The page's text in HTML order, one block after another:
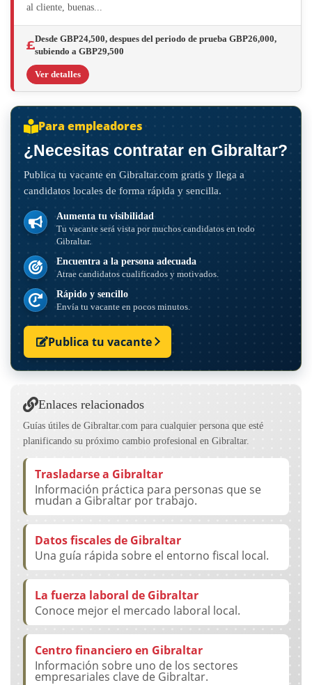
al cliente, buenas...
Desde GBP24,500, despues del periodo de prueba GBP26,000,
subiendo a GBP29,500
Ver detalles
Para empleadores
¿Necesitas contratar en Gibraltar?
Publica tu vacante en Gibraltar.com gratis y llega a
candidatos locales de forma rápida y sencilla.
Aumenta tu visibilidad
Tu vacante será vista por muchos candidatos en todo
Gibraltar.
Encuentra a la persona adecuada
Atrae candidatos cualificados y motivados.
Rápido y sencillo
Envía tu vacante en pocos minutos.
Publica tu vacante
Enlaces relacionados
Guías útiles de Gibraltar.com para cualquier persona que esté
planificando su próximo cambio profesional en Gibraltar.
Trasladarse a Gibraltar
Información práctica para personas que se
mudan a Gibraltar por trabajo.
Datos fiscales de Gibraltar
Una guía rápida sobre el entorno fiscal local.
La fuerza laboral de Gibraltar
Conoce mejor el mercado laboral local.
Centro financiero en Gibraltar
Información sobre uno de los sectores
empresariales clave de Gibraltar.